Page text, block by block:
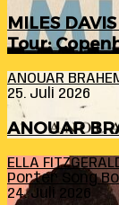
MILES
Tour:
ANOUAR
25. Juli 2026
ANOUAR
ELLA
Porter Song
24. Juli 2026